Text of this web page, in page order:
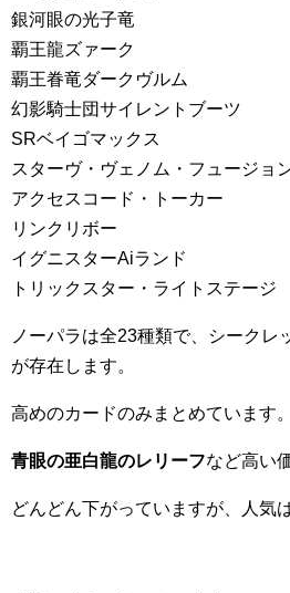
銀河眼の光子竜
覇王龍ズァーク
覇王眷竜ダークヴルム
幻影騎士団サイレントブーツ
SRベイゴマックス
スターヴ・ヴェノム・フュージョ
アクセスコード・トーカー
リンクリボー
イグニスターAiランド
トリックスター・ライトステージ
ノーパラは全23種類で、シークレ
が存在します。
高めのカードのみまとめています。
青眼の亜白龍のレリーフなど高い
どんどん下がっていますが、人気